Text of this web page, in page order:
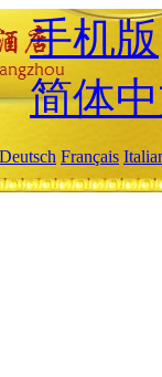
手机版
简体
Deutsch Français